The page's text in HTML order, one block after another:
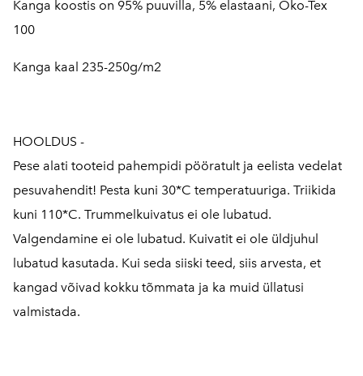
Kanga koostis on 95% puuvilla, 5% elastaani, Öko-Tex
100
Kanga kaal 235-250g/m2
HOOLDUS -
Pese alati tooteid pahempidi pööratult ja eelista vedelat
pesuvahendit! Pesta kuni 30*C temperatuuriga. Triikida
kuni 110*C. Trummelkuivatus ei ole lubatud.
Valgendamine ei ole lubatud. Kuivatit ei ole üldjuhul
lubatud kasutada. Kui seda siiski teed, siis arvesta, et
kangad võivad kokku tõmmata ja ka muid üllatusi
valmistada.